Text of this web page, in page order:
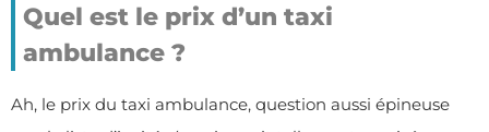
Quel est le prix d’un taxi
ambulance ?
Ah, le prix du taxi ambulance, question aussi épineuse